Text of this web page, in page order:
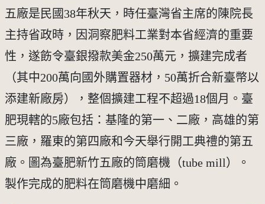
五廠是民國38年秋天，時任臺灣省主席的陳院長
主持省政時，因洞察肥料工業對本省經濟的重要
性，遂飭令臺銀撥款美金250萬元，擴建完成者
（其中200萬向國外購置器材，50萬折合新臺幣以
添建新廠房），整個擴建工程不超過18個月。臺
肥現轄的5廠包括：基隆的第一、二廠，高雄的第
三廠，羅東的第四廠和今天舉行開工典禮的第五
廠。圖為臺肥新竹五廠的筒磨機（tube mill）。
製作完成的肥料在筒磨機中磨細。